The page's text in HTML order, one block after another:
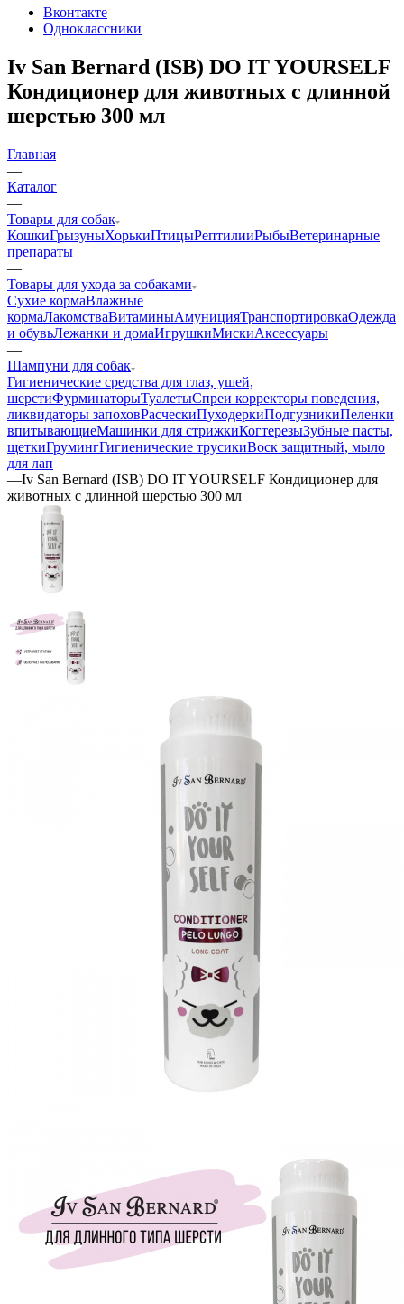
Вконтакте
Одноклассники
Iv San Bernard (ISB) DO IT YOURSELF
Кондиционер для животных с длинной
шерстью 300 мл
Главная
—
Каталог
—
Товары для собак
КошкиГрызуныХорькиПтицыРептилииРыбыВетеринарные
препараты
—
Товары для ухода за собаками
Сухие кормаВлажные
кормаЛакомстваВитаминыАмуницияТранспортировкаОдежда
и обувьЛежанки и домаИгрушкиМискиАксессуары
—
Шампуни для собак
Гигиенические средства для глаз, ушей,
шерстиФурминаторыТуалетыСпреи корректоры поведения,
ликвидаторы запоховРасческиПуходеркиПодгузникиПеленки
впитывающиеМашинки для стрижкиКогтерезыЗубные пасты,
щеткиГрумингГигиенические трусикиВоск защитный, мыло
для лап
—Iv San Bernard (ISB) DO IT YOURSELF Кондиционер для
животных с длинной шерстью 300 мл